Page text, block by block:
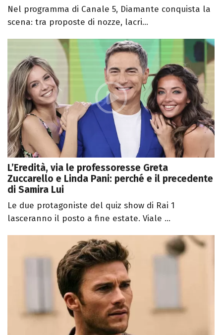
Nel programma di Canale 5, Diamante conquista la
scena: tra proposte di nozze, lacri...
L’Eredità, via le professoresse Greta
Zuccarello e Linda Pani: perché e il precedente
di Samira Lui
Le due protagoniste del quiz show di Rai 1
lasceranno il posto a fine estate. Viale ...